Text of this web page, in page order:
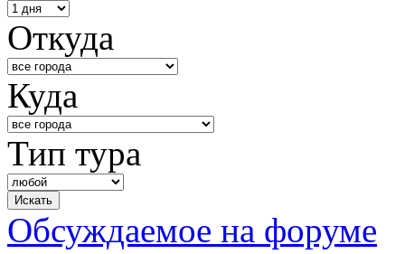
Откуда
Куда
Тип тура
Обсуждаемое на форуме